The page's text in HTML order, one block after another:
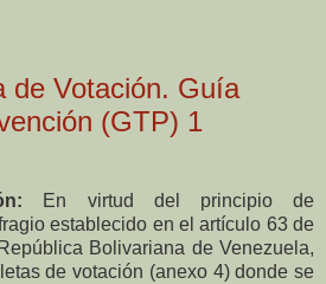
de Votación. Guía
(GTP) 1
En virtud del principio de
establecido en elartículo 63 de
Bolivariana de Venezuela,
de votación (anexo 4) donde se